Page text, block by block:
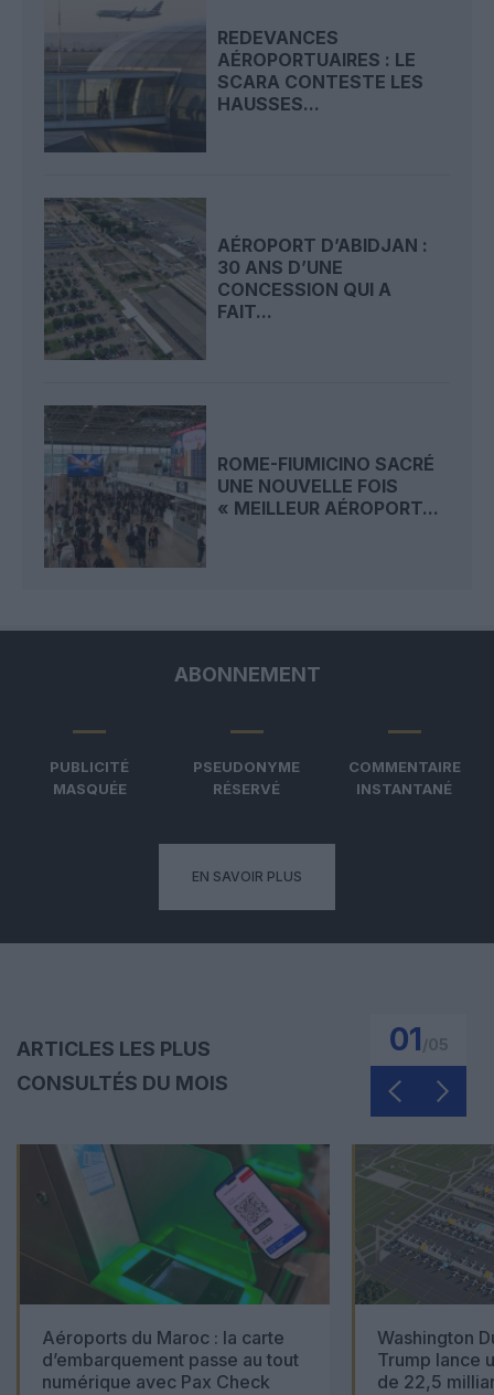
REDEVANCES
AÉROPORTUAIRES : LE
SCARA CONTESTE LES
HAUSSES...
AÉROPORT D’ABIDJAN :
30 ANS D’UNE
CONCESSION QUI A
FAIT...
ROME-FIUMICINO SACRÉ
UNE NOUVELLE FOIS
« MEILLEUR AÉROPORT...
ABONNEMENT
PUBLICITÉ
MASQUÉE
PSEUDONYME
RÉSERVÉ
COMMENTAIRE
INSTANTANÉ
EN SAVOIR PLUS
ARTICLES LES PLUS
CONSULTÉS DU MOIS
01
Aéroports du Maroc : la carte
d’embarquement passe au tout
numérique avec Pax Check
Washington
Trump lance
de 22,5